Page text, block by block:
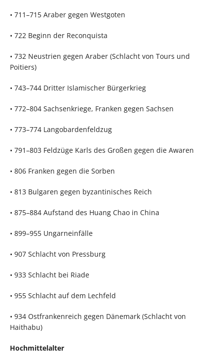
• 711–715 Araber gegen Westgoten
• 722 Beginn der Reconquista
• 732 Neustrien gegen Araber (Schlacht von Tours und
Poitiers)
• 743–744 Dritter Islamischer Bürgerkrieg
• 772–804 Sachsenkriege, Franken gegen Sachsen
• 773–774 Langobardenfeldzug
• 791–803 Feldzüge Karls des Großen gegen die Awaren
• 806 Franken gegen die Sorben
• 813 Bulgaren gegen byzantinisches Reich
• 875–884 Aufstand des Huang Chao in China
• 899–955 Ungarneinfälle
• 907 Schlacht von Pressburg
• 933 Schlacht bei Riade
• 955 Schlacht auf dem Lechfeld
• 934 Ostfrankenreich gegen Dänemark (Schlacht von
Haithabu)
Hochmittelalter